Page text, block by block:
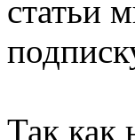
статьи
Так как